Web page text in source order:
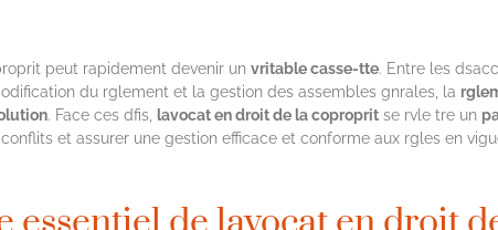
peut rapidement devenir un vritable casse-tte. Entre les
du rglement et la gestion des assembles gnrales, la
. Face ces dfis, lavocat en droit de la coproprit se rvle tre un
et assurer une gestion efficace et conforme aux rgles en